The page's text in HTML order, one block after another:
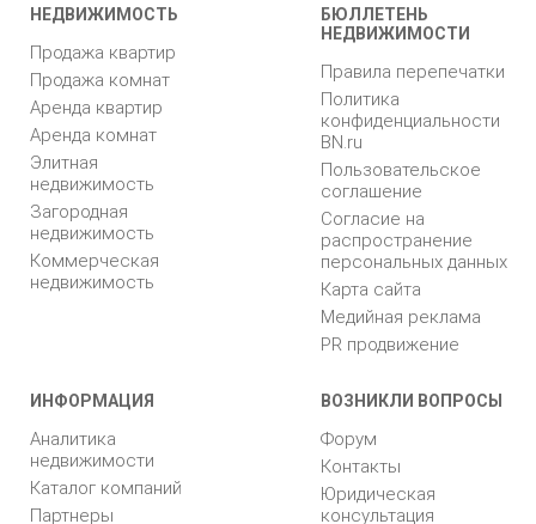
НЕДВИЖИМОСТЬ
Продажа квартир
Продажа комнат
Аренда квартир
Аренда комнат
Элитная
недвижимость
Загородная
недвижимость
Коммерческая
недвижимость
БЮЛЛЕТЕНЬ
НЕДВИЖИМОСТИ
Правила перепечатки
Политика
конфиденциальности
BN.ru
Пользовательское
соглашение
Согласие на
распространение
персональных данных
Карта сайта
Медийная реклама
PR продвижение
ИНФОРМАЦИЯ
Аналитика
недвижимости
Каталог компаний
Партнеры
ВОЗНИКЛИ ВОПРОСЫ
Форум
Контакты
Юридическая
консультация